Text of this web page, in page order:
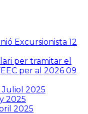
Excursionista 12
per tramitar el
per al 2026 09
Juliol 2025
2025
2025